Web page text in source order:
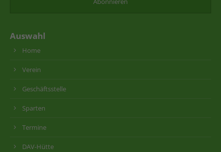
Auswahl
Home
Verein
Geschäftsstelle
Sparten
Termine
DAV-Hütte